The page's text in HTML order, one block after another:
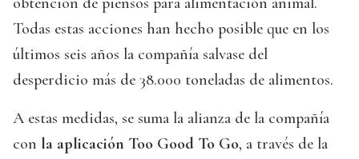
Todas estas acciones han hecho posible que en los
últimos seis años la compañía salvase del
desperdicio más de 38.000 toneladas de alimentos.
A estas medidas, se suma la alianza de la compañía
con la aplicación Too Good To Go, a través de la